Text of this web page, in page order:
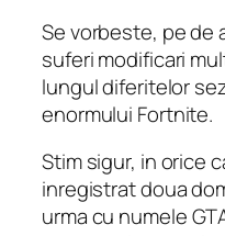
Se vorbeste, pe de
suferi modificari
lungul diferitelor
enormului Fortnite.
Stim sigur, in orice
inregistrat doua
urma cu numele